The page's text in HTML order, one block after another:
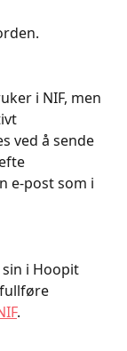
i NIF, men
ved å sende
e-post som i
i Hoopit
.